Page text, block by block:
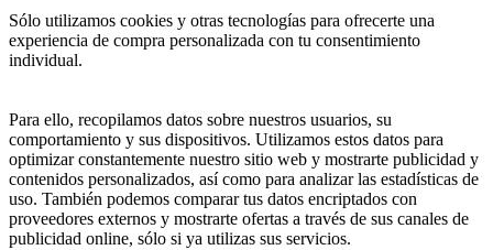
Sólo utilizamos cookies y otras tecnologías para ofrecerte una
experiencia de compra personalizada con tu consentimiento
individual.
Para ello, recopilamos datos sobre nuestros usuarios, su
comportamiento y sus dispositivos. Utilizamos estos datos para
optimizar constantemente nuestro sitio web y mostrarte publicidad y
contenidos personalizados, así como para analizar las estadísticas de
uso. También podemos comparar tus datos encriptados con
proveedores externos y mostrarte ofertas a través de sus canales de
publicidad online, sólo si ya utilizas sus servicios.